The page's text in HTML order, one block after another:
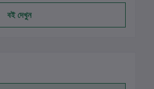
বই দেখুন